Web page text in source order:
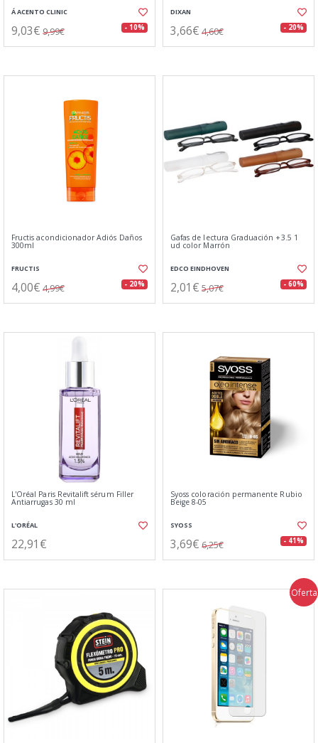
Á ACENTO CLINIC
9,03€ 9,99€ - 10%
DIXAN
3,66€ 4,60€ - 20%
Fructis acondicionador Adiós Daños
300ml
FRUCTIS
4,00€ 4,99€ - 20%
Gafas de lectura Graduación +3.5 1
ud color Marrón
EDCO EINDHOVEN
2,01€ 5,07€ - 60%
L'Oréal Paris Revitalift sérum Filler
Antiarrugas 30 ml
L'ORÉAL
22,91€
Syoss coloración permanente Rubio
Beige 8-05
SYOSS
3,69€ 6,25€ - 41%
Oferta